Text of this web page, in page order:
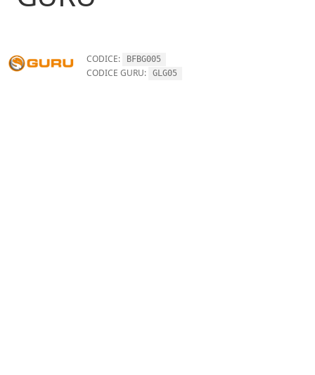
CODICE: BFBG005
CODICE GURU: GLG05